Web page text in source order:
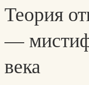
Теория
—
века